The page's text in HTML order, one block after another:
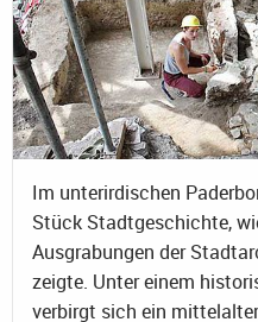
Im unterirdischen
Stück Stadtgeschichte,
Ausgrabungen der
zeigte. Unter einem
verbirgt sich ein